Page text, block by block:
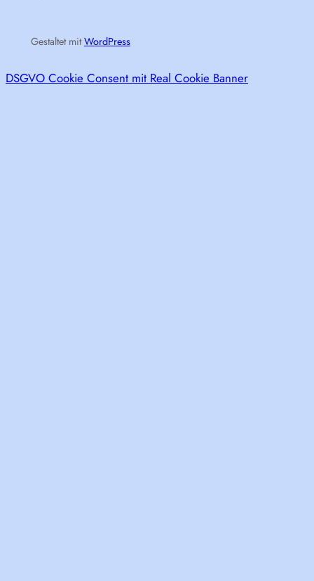
Gestaltet mitWordPress
DSGVO Cookie Consent mit Real Cookie Banner